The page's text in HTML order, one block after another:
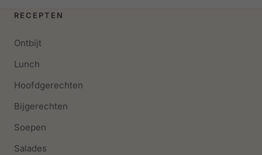
RECEPTEN
Ontbijt
Lunch
Hoofdgerechten
Bijgerechten
Soepen
Salades